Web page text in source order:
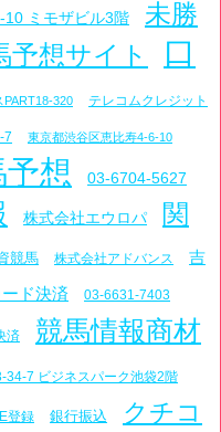
ミモザビル3階
未勝
予想サイト
口
320 テレコムクレジット
7 東京都渋谷区恵比寿4-6-10
想 03-6704-5627
株式会社エウロパ
関
競馬 株式会社アドバンス
吉
ド決済 03-6631-7403
済 競馬情報商材
34-7 ビジネスパーク池袋2階
登録 銀行振込 クチコ